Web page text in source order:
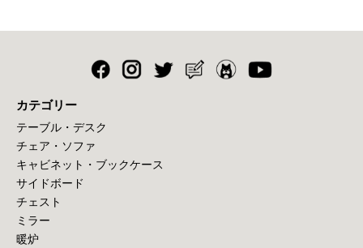
カテゴリー
テーブル・デスク
チェア・ソファ
キャビネット・ブックケース
サイドボード
チェスト
ミラー
暖炉